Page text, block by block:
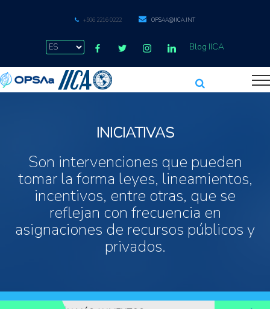
+506 2216 0222 OPSAA@IICA.INT
Blog IICA
INICIATIVAS
Son intervenciones que pueden
tomar la forma leyes, lineamientos,
incentivos, entre otras, que se
reflejan con frecuencia en
asignaciones de recursos públicos y
privados.